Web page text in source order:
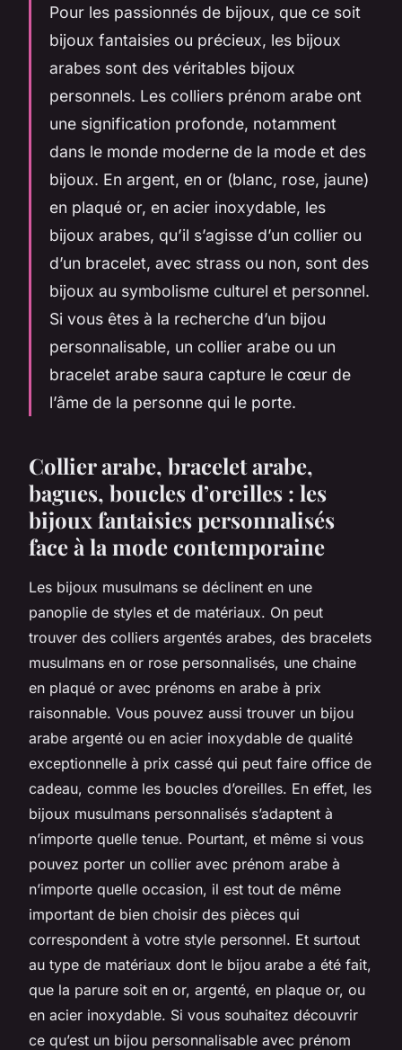
Pour les passionnés de bijoux, que ce soit
bijoux fantaisies ou précieux, les bijoux
arabes sont des véritables bijoux
personnels. Les colliers prénom arabe ont
une signification profonde, notamment
dans le monde moderne de la mode et des
bijoux. En argent, en or (blanc, rose, jaune)
en plaqué or, en acier inoxydable, les
bijoux arabes, qu’il s’agisse d’un collier ou
d’un bracelet, avec strass ou non, sont des
bijoux au symbolisme culturel et personnel.
Si vous êtes à la recherche d’un bijou
personnalisable, un collier arabe ou un
bracelet arabe saura capture le cœur de
l’âme de la personne qui le porte.
Collier arabe, bracelet arabe,
bagues, boucles d’oreilles : les
bijoux fantaisies personnalisés
face à la mode contemporaine
Les bijoux musulmans se déclinent en une
panoplie de styles et de matériaux. On peut
trouver des colliers argentés arabes, des bracelets
musulmans en or rose personnalisés, une chaine
en plaqué or avec prénoms en arabe à prix
raisonnable. Vous pouvez aussi trouver un bijou
arabe argenté ou en acier inoxydable de qualité
exceptionnelle à prix cassé qui peut faire office de
cadeau, comme les boucles d’oreilles. En effet, les
bijoux musulmans personnalisés s’adaptent à
n’importe quelle tenue. Pourtant, et même si vous
pouvez porter un collier avec prénom arabe à
n’importe quelle occasion, il est tout de même
important de bien choisir des pièces qui
correspondent à votre style personnel. Et surtout
au type de matériaux dont le bijou arabe a été fait,
que la parure soit en or, argenté, en plaque or, ou
en acier inoxydable. Si vous souhaitez découvrir
ce qu’est un bijou personnalisable avec prénom